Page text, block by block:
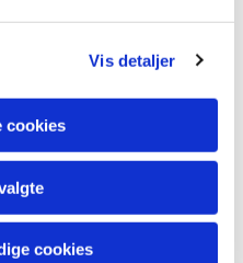
Vis detaljer
cookies
cookies
også kunne